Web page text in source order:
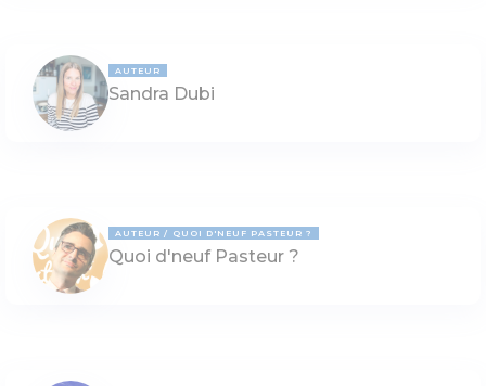
AUTEUR
Sandra Dubi
AUTEUR QUOI D'NEUF PASTEUR ?
Quoi d'neuf Pasteur ?